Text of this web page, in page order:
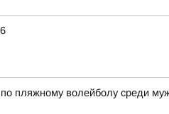
пляжному волейболу среди